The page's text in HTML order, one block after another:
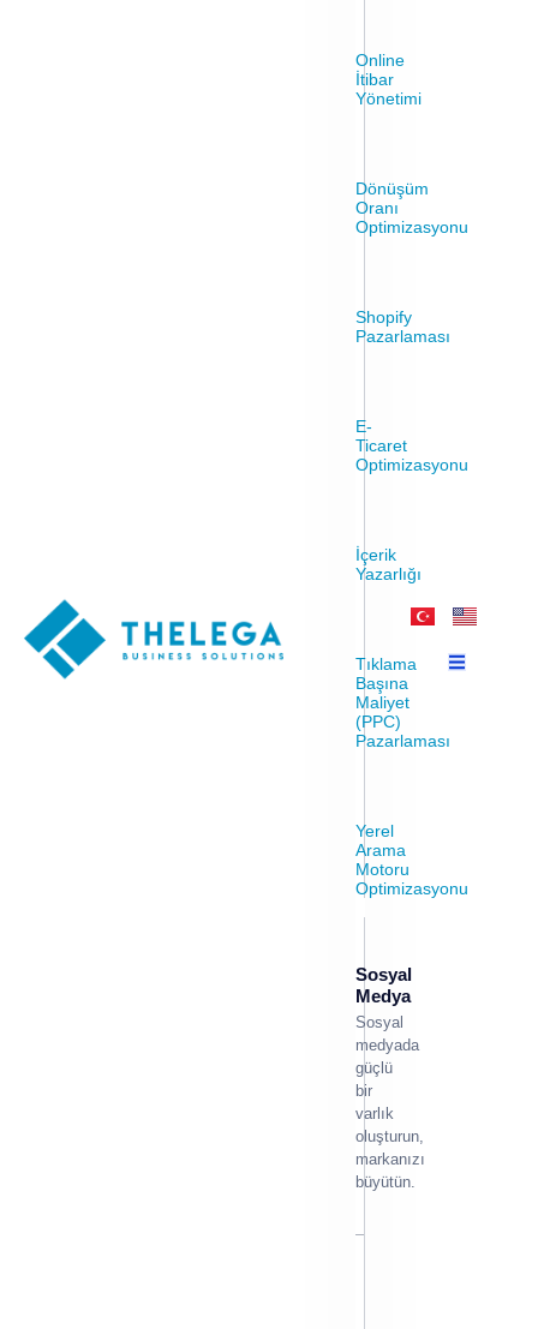
Online
İtibar
Yönetimi
Dönüşüm
Oranı
Optimizasyonu
Shopify
Pazarlaması
E-
Ticaret
Optimizasyonu
İçerik
Yazarlığı
Tıklama
Başına
Maliyet
(PPC)
Pazarlaması
Yerel
Arama
Motoru
Optimizasyonu
Sosyal
Medya
Sosyal
medyada
güçlü
bir
varlık
oluşturun,
markanızı
büyütün.